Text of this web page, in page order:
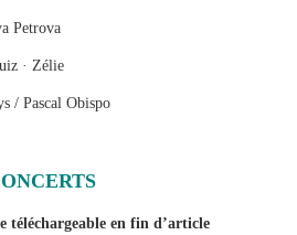
Petrova
· Zélie
/ Pascal Obispo
téléchargeable en fin d’article